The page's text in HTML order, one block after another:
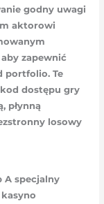
godny uwagi
aktorowi
zapewnić
portfolio. Te
dostępu gry
płynną
losowy
specjalny